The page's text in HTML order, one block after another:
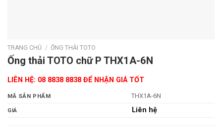
TRANG CHỦ / ỐNG THẢI TOTO
Ống thải TOTO chữ P THX1A-6N
LIÊN HỆ: 08 8838 8838 ĐỂ NHẬN GIÁ TỐT
MÃ SẢN PHẨM THX1A-6N
GIÁ Liên hệ